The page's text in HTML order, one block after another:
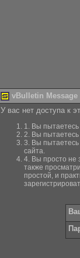
vBulletin Message
У вас нет доступа к
1. Вы пытаетесь
2. Вы пытаетесь
3. Вы пытаетесь
сайта.
4. Вы просто не
также
простой, и